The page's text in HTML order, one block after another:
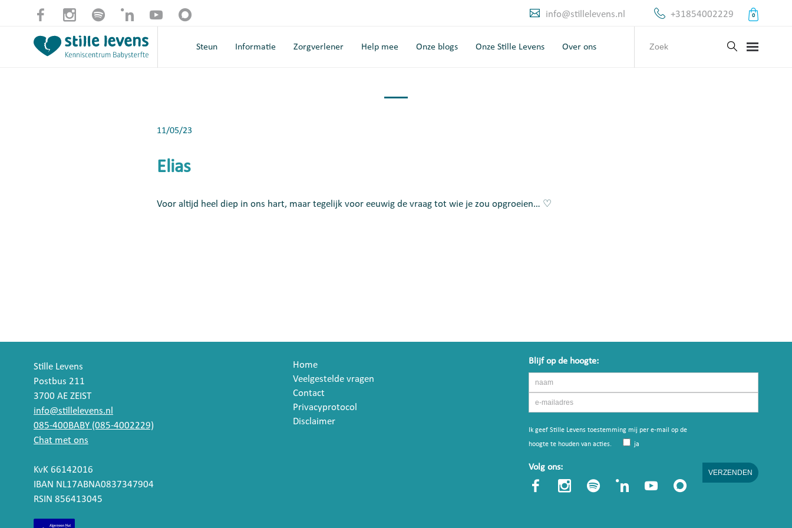
info@stillelevens.nl +31854002229 0
Steun Informatie Zorgverlener Help mee Onze blogs Onze Stille Levens Over ons
11/05/23
Elias
Voor altijd heel diep in ons hart, maar tegelijk voor eeuwig de vraag tot wie je zou opgroeien… ♡
Stille Levens
Postbus 211
3700 AE ZEIST
info@stillelevens.nl
085-400BABY (085-4002229)
Chat met ons
KvK 66142016
IBAN NL17ABNA0837347904
RSIN 856413045
Home
Veelgestelde vragen
Contact
Privacyprotocol
Disclaimer
Blijf op de hoogte:
Ik geef Stille Levens toestemming mij per e-mail op de
hoogte te houden van acties.
ja
Volg ons: